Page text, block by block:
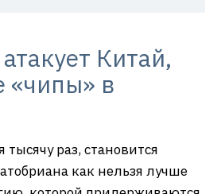
Китай,
«чипы» в
раз, становится
как нельзя лучше